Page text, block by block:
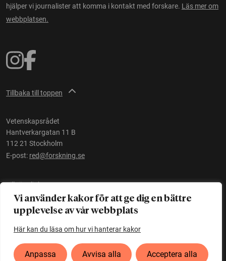
Vi använder kakor för att ge dig en bättre
upplevelse av vår webbplats
Här kan du läsa om hur vi hanterar kakor
Anpassa Avvisa alla Acceptera alla
hjälper vi journalister att komma i kontakt med forskare. Läs mer om
webbplatsen.
Tillbaka till toppen
Vetenskapsrådet
Hantverkargatan 11 B
112 21 Stockholm
E-post: red@forskning.se
Tillgänglighet
Ett initiativ avVetenskapsrådet